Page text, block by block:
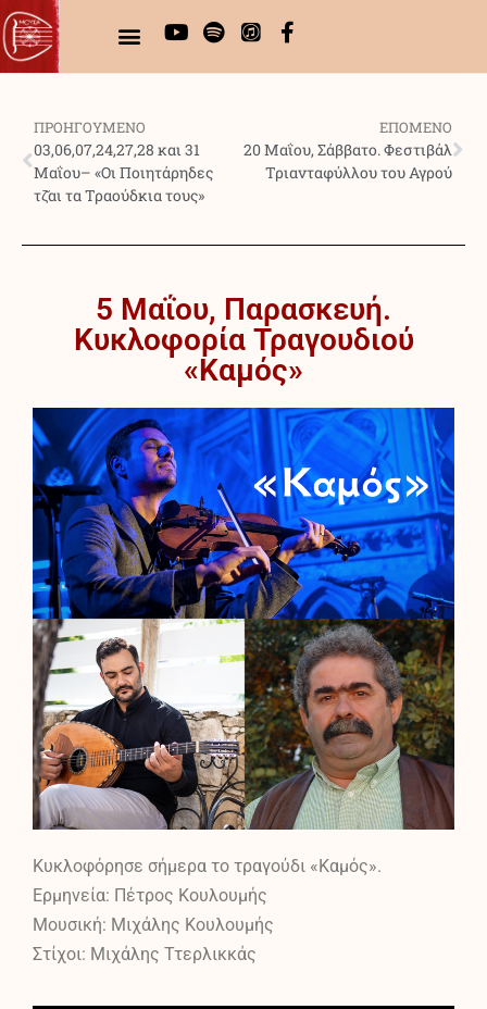
ΠΡΟΗΓΟΥΜΕΝΟ
03,06,07,24,27,28 και 31
Μαΐου– «Οι Ποιητάρηδες
τζ̆αι τα Τραούδκια τους»
ΕΠΟΜΕΝΟ
20 Μαΐου, Σάββατο. Φεστιβάλ
Τριανταφύλλου του Αγρού
5 Μαΐου, Παρασκευή.
Κυκλοφορία Τραγουδιού
«Καμός»
Κυκλοφόρησε σήμερα το τραγούδι «Καμός».
Ερμηνεία: Πέτρος Κουλουμής
Μουσική: Μιχάλης Κουλουμής
Στίχοι: Μιχάλης Ττερλικκάς